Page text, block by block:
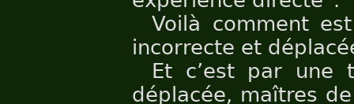
Voilà comment
incorrecte et
Et c’est par une
déplacée, maîtres